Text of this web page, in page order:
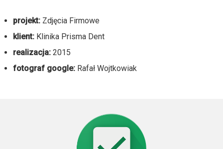
projekt: Zdjęcia Firmowe
klient: Klinika Prisma Dent
realizacja: 2015
fotograf google: Rafał Wojtkowiak